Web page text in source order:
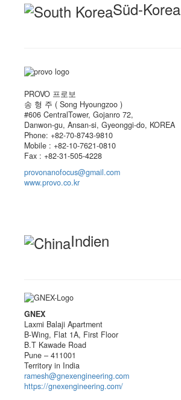
Süd-Korea
PROVO 프로보
송 형 주 ( Song Hyoungzoo )
#606 CentralTower, Gojanro 72,
Danwon-gu, Ansan-si, Gyeonggi-do, KOREA
Phone: +82-70-8743-9810
Mobile : +82-10-7621-0810
Fax : +82-31-505-4228
provonanofocus@gmail.com
www.provo.co.kr
Indien
GNEX
Laxmi Balaji Apartment
B-Wing, Flat 1A, First Floor
B.T Kawade Road
Pune – 411001
Territory in India
ramesh@gnexengineering.com
https://gnexengineering.com/